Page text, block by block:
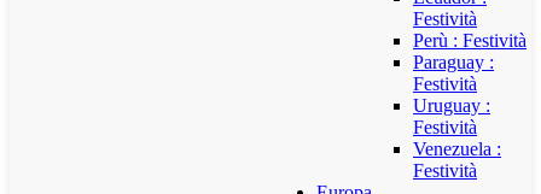
Festività
Perù : Festività
Paraguay :
Festività
Uruguay :
Festività
Venezuela :
Festività